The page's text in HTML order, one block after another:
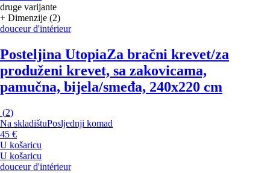
druge varijante
+ Dimenzije (2)
douceur d'intérieur
Posteljina UtopiaZa bračni krevet/za
produženi krevet, sa zakovicama,
pamučna, bijela/smeđa, 240x220 cm
(2)
Na skladištuPosljednji komad
45 €
U košaricu
U košaricu
douceur d'intérieur